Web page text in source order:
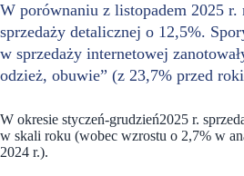
W porównaniu z listopadem 2025 r.
sprzedaży detalicznej o 12,5%.
w sprzedaży internetowej
odzież, obuwie” (z 23,7% przed
W okresie styczeń-grudzień2025 r.
w skali roku (wobec wzrostu o 2,7% w
2024 r.).